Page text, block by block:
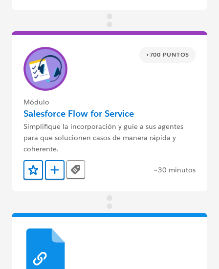
+700 PUNTOS
Módulo
Salesforce Flow for Service
Simplifique la incorporación y guíe a sus agentes
para que solucionen casos de manera rápida y
coherente.
Agregar a favoritos
Agregar a Trailmix
Tags ~30 minutos